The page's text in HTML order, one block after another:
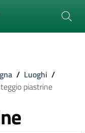
/ Luoghi /
piastrine